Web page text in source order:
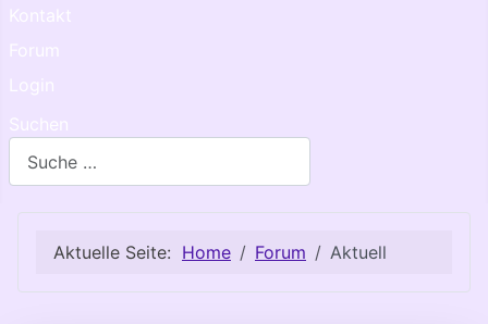
Kontakt
Forum
Login
Suchen
Aktuelle Seite: Home Forum Aktuell